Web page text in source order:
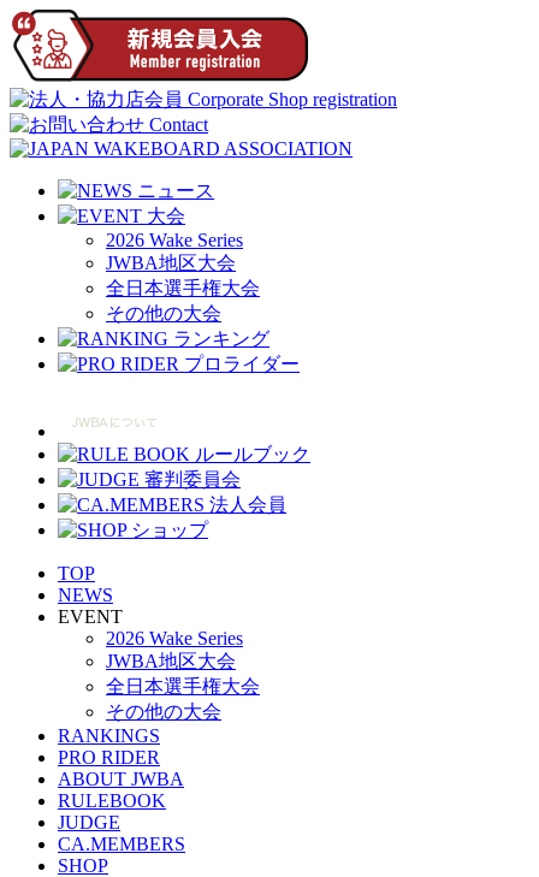
2026 Wake Series
JWBA地区大会
全日本選手権大会
その他の大会
TOP
NEWS
EVENT
2026 Wake Series
JWBA地区大会
全日本選手権大会
その他の大会
RANKINGS
PRO RIDER
ABOUT JWBA
RULEBOOK
JUDGE
CA.MEMBERS
SHOP